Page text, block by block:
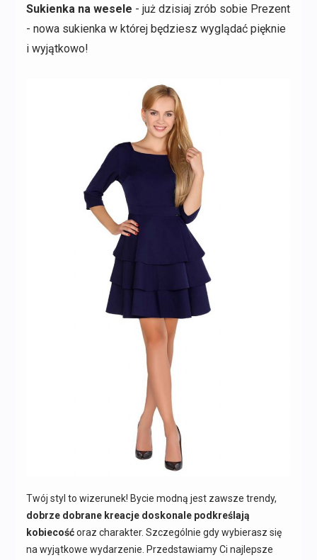
Sukienka na wesele - już dzisiaj zrób sobie Prezent
- nowa sukienka w której będziesz wyglądać pięknie
i wyjątkowo!
Twój styl to wizerunek! Bycie modną jest zawsze trendy,
dobrze dobrane kreacje doskonale podkreślają
kobiecośćoraz charakter. Szczególnie gdy wybierasz się
na wyjątkowe wydarzenie. Przedstawiamy Ci najlepsze